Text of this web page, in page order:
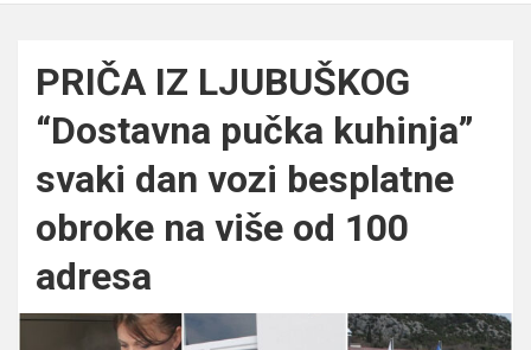
PRIČA IZ LJUBUŠKOG
“Dostavna pučka kuhinja”
svaki dan vozi besplatne
obroke na više od 100
adresa